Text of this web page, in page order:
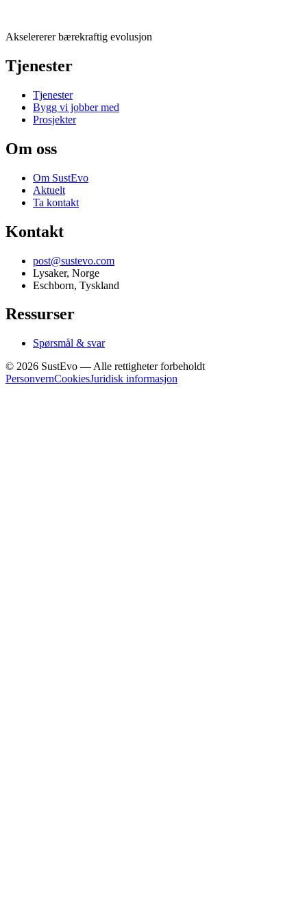
Akselererer bærekraftig evolusjon
Tjenester
Tjenester
Bygg vi jobber med
Prosjekter
Om oss
Om SustEvo
Aktuelt
Ta kontakt
Kontakt
post@sustevo.com
Lysaker, Norge
Eschborn, Tyskland
Ressurser
Spørsmål & svar
© 2026 SustEvo — Alle rettigheter forbeholdt
PersonvernCookiesJuridisk informasjon